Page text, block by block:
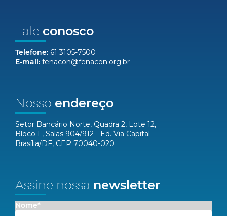
Fale conosco
Telefone: 61 3105-7500
E-mail: fenacon@fenacon.org.br
Nosso endereço
Setor Bancário Norte, Quadra 2, Lote 12,
Bloco F, Salas 904/912 - Ed. Via Capital
Brasília/DF, CEP 70040-020
Assine nossa newsletter
Nome*